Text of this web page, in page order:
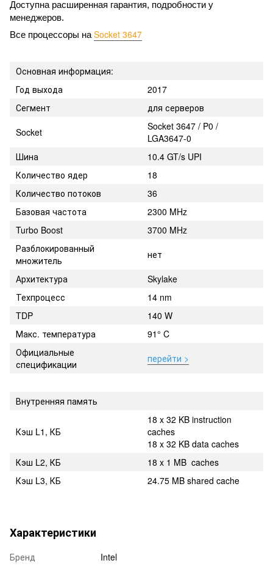
Доступна расширенная гарантия, подробности у
менеджеров.
Все процессоры на Socket 3647
Основная информация:
Год выхода
2017
Сегмент
для серверов
Socket
Socket 3647 / P0 /
LGA3647-0
Шина
10.4 GT/s UPI
Количество ядер
18
Количество потоков
36
Базовая частота
2300 MHz
Turbo Boost
3700 MHz
Разблокированный
множитель
нет
Архитектура
Skylake
Техпроцесс
14 nm
TDP
140 W
Макс. температура
91° C
Официальные
спецификации
перейти >
Внутренняя память
Кэш L1, КБ
18 x 32 KB instruction
caches
18 x 32 KB data caches
Кэш L2, КБ
18 x 1 MB caches
Кэш L3, КБ
24.75 MB shared cache
Характеристики
Бренд
Intel